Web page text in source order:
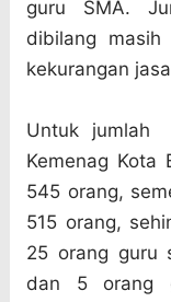
guru SMA.
dibilang
kekurangan
Untuk jumlah
Kemenag Kota
545 orang,
515 orang,
25 orang guru
dan 5 orang